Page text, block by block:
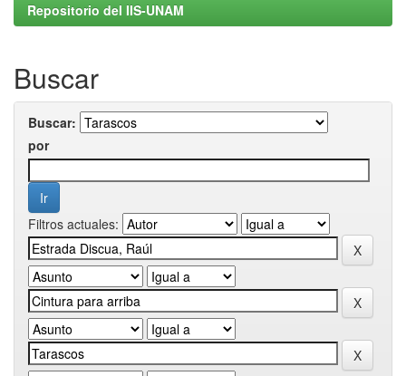
Repositorio del IIS-UNAM
Buscar
Buscar:
por
Filtros actuales: